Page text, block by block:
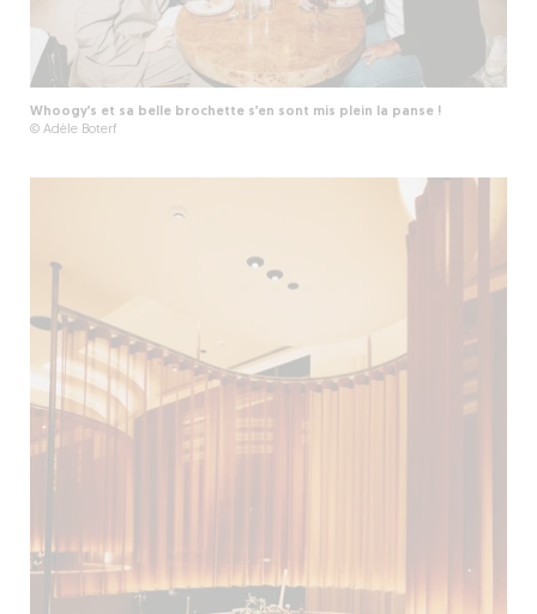
Whoogy’s et sa belle brochette s’en sont mis plein la panse !
© Adèle Boterf